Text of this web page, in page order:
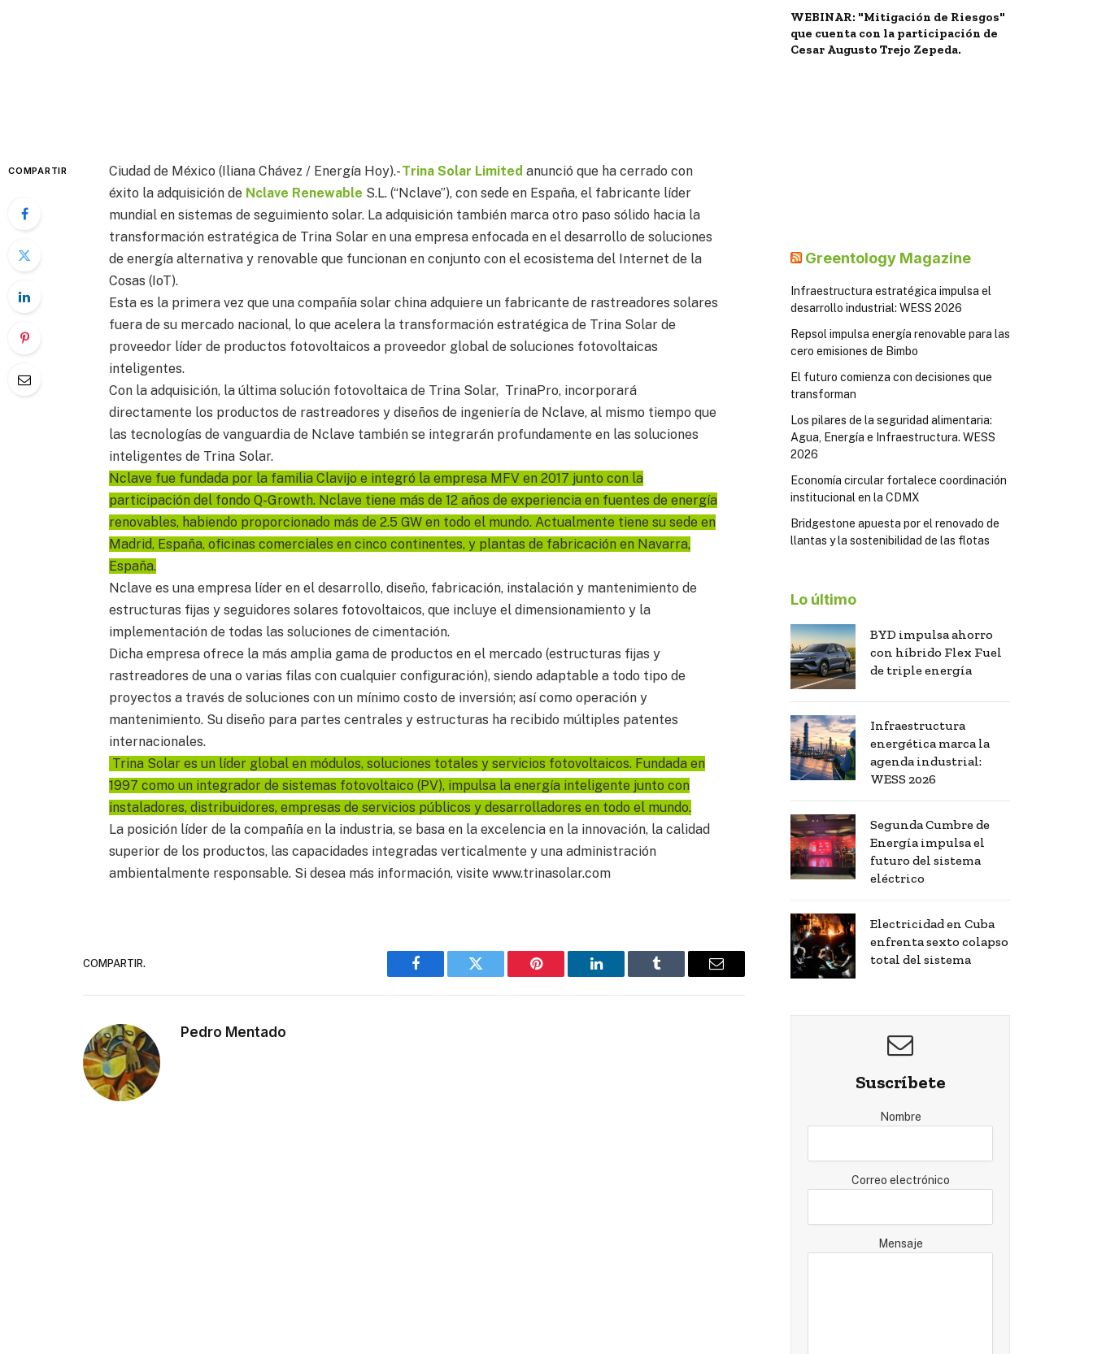
COMPARTIR Ciudad de México (Iliana Chávez / Energía Hoy).-Trina Solar Limited anunció que ha cerrado con
éxito la adquisición de Nclave Renewable S.L. (“Nclave”), con sede en España, el fabricante líder
mundial en sistemas de seguimiento solar. La adquisición también marca otro paso sólido hacia la
transformación estratégica de Trina Solar en una empresa enfocada en el desarrollo de soluciones
de energía alternativa y renovable que funcionan en conjunto con el ecosistema del Internet de la
Cosas (IoT).
Esta es la primera vez que una compañía solar china adquiere un fabricante de rastreadores solares
fuera de su mercado nacional, lo que acelera la transformación estratégica de Trina Solar de
proveedor líder de productos fotovoltaicos a proveedor global de soluciones fotovoltaicas
inteligentes.
Con la adquisición, la última solución fotovoltaica de Trina Solar, TrinaPro, incorporará
directamente los productos de rastreadores y diseños de ingeniería de Nclave, al mismo tiempo que
las tecnologías de vanguardia de Nclave también se integrarán profundamente en las soluciones
inteligentes de Trina Solar.
Nclave fue fundada por la familia Clavijo e integró la empresa MFV en 2017 junto con la
participación del fondo Q-Growth. Nclave tiene más de 12 años de experiencia en fuentes de energía
renovables, habiendo proporcionado más de 2.5 GW en todo el mundo. Actualmente tiene su sede en
Madrid, España, oficinas comerciales en cinco continentes, y plantas de fabricación en Navarra,
España.
Nclave es una empresa líder en el desarrollo, diseño, fabricación, instalación y mantenimiento de
estructuras fijas y seguidores solares fotovoltaicos, que incluye el dimensionamiento y la
implementación de todas las soluciones de cimentación.
Dicha empresa ofrece la más amplia gama de productos en el mercado (estructuras fijas y
rastreadores de una o varias filas con cualquier configuración), siendo adaptable a todo tipo de
proyectos a través de soluciones con un mínimo costo de inversión; así como operación y
mantenimiento. Su diseño para partes centrales y estructuras ha recibido múltiples patentes
internacionales.
Trina Solar es un líder global en módulos, soluciones totales y servicios fotovoltaicos. Fundada en
1997 como un integrador de sistemas fotovoltaico (PV), impulsa la energía inteligente junto con
instaladores, distribuidores, empresas de servicios públicos y desarrolladores en todo el mundo.
La posición líder de la compañía en la industria, se basa en la excelencia en la innovación, la calidad
superior de los productos, las capacidades integradas verticalmente y una administración
ambientalmente responsable. Si desea más información, visite www.trinasolar.com
COMPARTIR.
Facebook Twitter Pinterest LinkedIn Tumblr Email
Pedro Mentado
WEBINAR: "Mitigación de Riesgos"
que cuenta con la participación de
Cesar Augusto Trejo Zepeda.
Greentology Magazine
Infraestructura estratégica impulsa el
desarrollo industrial: WESS 2026
Repsol impulsa energía renovable para las
cero emisiones de Bimbo
El futuro comienza con decisiones que
transforman
Los pilares de la seguridad alimentaria:
Agua, Energía e Infraestructura. WESS
2026
Economía circular fortalece coordinación
institucional en la CDMX
Bridgestone apuesta por el renovado de
llantas y la sostenibilidad de las flotas
Lo último
BYD impulsa ahorro
con híbrido Flex Fuel
de triple energía
Infraestructura
energética marca la
agenda industrial:
WESS 2026
Segunda Cumbre de
Energía impulsa el
futuro del sistema
eléctrico
Electricidad en Cuba
enfrenta sexto colapso
total del sistema
Suscríbete
Nombre
Correo electrónico
Mensaje